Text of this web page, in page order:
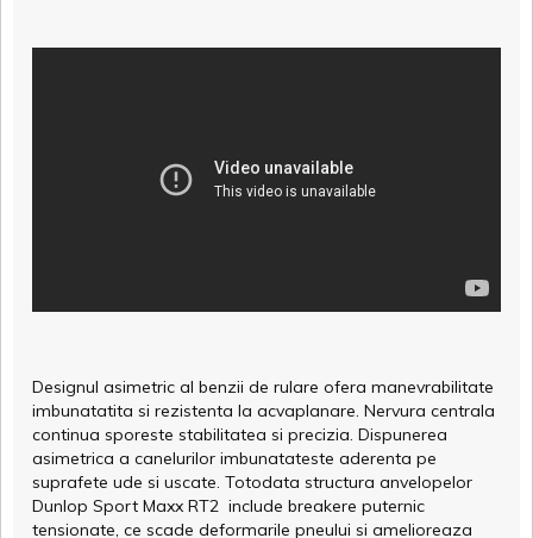
Designul asimetric al benzii de rulare ofera manevrabilitate
imbunatatita si rezistenta la acvaplanare. Nervura centrala
continua sporeste stabilitatea si precizia. Dispunerea
asimetrica a canelurilor imbunatateste aderenta pe
suprafete ude si uscate. Totodata structura anvelopelor
Dunlop Sport Maxx RT2 include breakere puternic
tensionate, ce scade deformarile pneului si amelioreaza